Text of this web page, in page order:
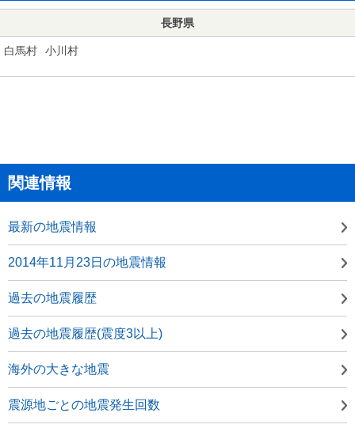
長野県
白馬村 小川村
関連情報
最新の地震情報
2014年11月23日の地震情報
過去の地震履歴
過去の地震履歴(震度3以上)
海外の大きな地震
震源地ごとの地震発生回数